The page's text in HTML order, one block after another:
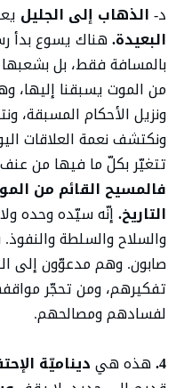
د-الذهاب إلى الجليل
البعيدة.هناك يسوع بدأ
بالمسافة فقط، بل
من الموت يسبقنا إليها،
ونزيل الأحكام المسبقة،
ونكتشف نعمة العلاقات
تتغيّر بكلّ ما فيها من
فالمسيح القائم من
التاريخ.إنّه سيّده وحده
والسلاح والسلطة
صابون. وهم مدعوّون إلى
تفكيرهم، ومن تحجّر
لفسادهم ومصالحهم.
4. هذه هيديناميّة